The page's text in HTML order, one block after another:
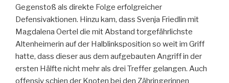
Gegenstoß als direkte Folge erfolgreicher
Defensivaktionen. Hinzu kam, dass Svenja Friedlin mit
Magdalena Oertel die mit Abstand torgefährlichste
Altenheimerin auf der Halblinksposition so weit im Griff
hatte, dass dieser aus dem aufgebauten Angriff in der
ersten Hälfte nicht mehr als drei Treffer gelangen. Auch
offensiv schien der Knoten bei den Zähringerinnen